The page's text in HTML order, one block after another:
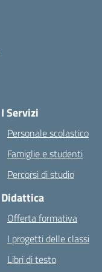
I Servizi
Personale scolastico
Famiglie e studenti
Percorsi di studio
Didattica
Offerta formativa
I progetti delle classi
Libri di testo